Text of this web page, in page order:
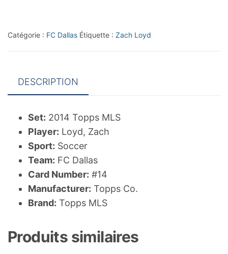
Catégorie : FC Dallas Étiquette : Zach Loyd
DESCRIPTION
Set: 2014 Topps MLS
Player: Loyd, Zach
Sport: Soccer
Team: FC Dallas
Card Number: #14
Manufacturer: Topps Co.
Brand: Topps MLS
Produits similaires